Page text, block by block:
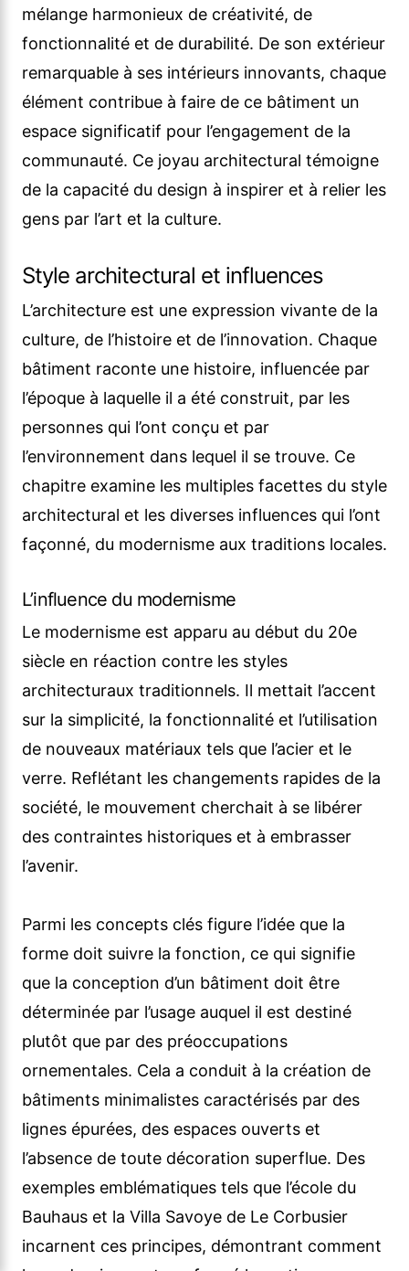
mélange harmonieux de créativité, de
fonctionnalité et de durabilité. De son extérieur
remarquable à ses intérieurs innovants, chaque
élément contribue à faire de ce bâtiment un
espace significatif pour l’engagement de la
communauté. Ce joyau architectural témoigne
de la capacité du design à inspirer et à relier les
gens par l’art et la culture.
Style architectural et influences
L’architecture est une expression vivante de la
culture, de l’histoire et de l’innovation. Chaque
bâtiment raconte une histoire, influencée par
l’époque à laquelle il a été construit, par les
personnes qui l’ont conçu et par
l’environnement dans lequel il se trouve. Ce
chapitre examine les multiples facettes du style
architectural et les diverses influences qui l’ont
façonné, du modernisme aux traditions locales.
L’influence du modernisme
Le modernisme est apparu au début du 20e
siècle en réaction contre les styles
architecturaux traditionnels. Il mettait l’accent
sur la simplicité, la fonctionnalité et l’utilisation
de nouveaux matériaux tels que l’acier et le
verre. Reflétant les changements rapides de la
société, le mouvement cherchait à se libérer
des contraintes historiques et à embrasser
l’avenir.
Parmi les concepts clés figure l’idée que la
forme doit suivre la fonction, ce qui signifie
que la conception d’un bâtiment doit être
déterminée par l’usage auquel il est destiné
plutôt que par des préoccupations
ornementales. Cela a conduit à la création de
bâtiments minimalistes caractérisés par des
lignes épurées, des espaces ouverts et
l’absence de toute décoration superflue. Des
exemples emblématiques tels que l’école du
Bauhaus et la Villa Savoye de Le Corbusier
incarnent ces principes, démontrant comment